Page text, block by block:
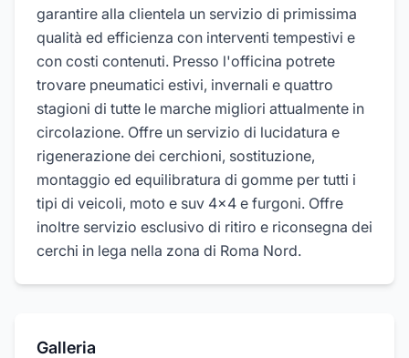
garantire alla clientela un servizio di primissima
qualità ed efficienza con interventi tempestivi e
con costi contenuti. Presso l'officina potrete
trovare pneumatici estivi, invernali e quattro
stagioni di tutte le marche migliori attualmente in
circolazione. Offre un servizio di lucidatura e
rigenerazione dei cerchioni, sostituzione,
montaggio ed equilibratura di gomme per tutti i
tipi di veicoli, moto e suv 4x4 e furgoni. Offre
inoltre servizio esclusivo di ritiro e riconsegna dei
cerchi in lega nella zona di Roma Nord.
Galleria